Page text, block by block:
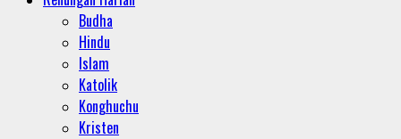
Budha
Hindu
Islam
Katolik
Konghuchu
Kristen